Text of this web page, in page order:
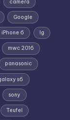
camera
Google
iPhone 6 lg
mwc 2016
panasonic
s6
sony
Teufel